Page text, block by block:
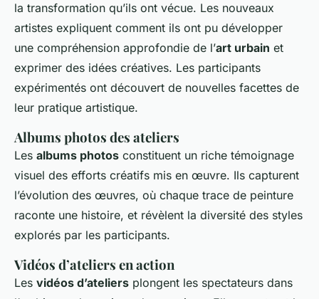
la transformation qu’ils ont vécue. Les nouveaux
artistes expliquent comment ils ont pu développer
une compréhension approfondie de l’art urbain et
exprimer des idées créatives. Les participants
expérimentés ont découvert de nouvelles facettes de
leur pratique artistique.
Albums photos des ateliers
Les albums photos constituent un riche témoignage
visuel des efforts créatifs mis en œuvre. Ils capturent
l’évolution des œuvres, où chaque trace de peinture
raconte une histoire, et révèlent la diversité des styles
explorés par les participants.
Vidéos d’ateliers en action
Les vidéos d’ateliers plongent les spectateurs dans